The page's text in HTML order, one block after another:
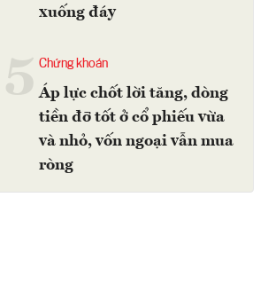
xuống đáy
Chứng khoán
Áp lực chốt lời tăng, dòng
tiền đỡ tốt ở cổ phiếu vừa
và nhỏ, vốn ngoại vẫn mua
ròng